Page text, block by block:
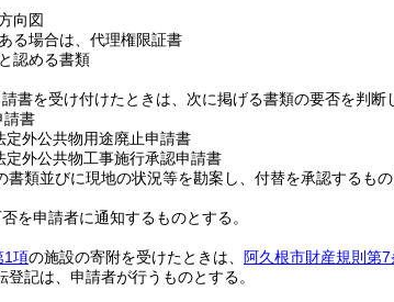
向図
る場合は、代理権限証書
認める書類
書を受け付けたときは、次に掲げる書類の要否を判断
請書
定外公共物用途廃止申請書
定外公共物工事施行承認申請書
書類並びに現地の状況等を勘案し、付替を承認するもの
を申請者に通知するものとする。
1項の施設の寄附を受けたときは、 阿久根市財産規則第7
記は、申請者が行うものとする。